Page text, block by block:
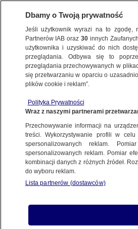
METEO
ŚWIAT
powodzie
28.11.2025, 13:18
Posłuchaj artykułu
Czyta lektor AI
Dbamy o Twoją prywatność
Jeśli użytkownik wyrazi na to zgodę,
Partnerów IAB oraz30 innych
użytkownika i uzyskiwać do nich
przeglądania. Odbywa się to
przeglądania przechowywanych w
się przetwarzaniu w oparciu o
plików cookie i reklam”.
Polityka Prywatności
Wraz z naszymi partnerami
Przechowywanie informacji na
treści. Wykorzystywanie profili w
spersonalizowanych reklam.
spersonalizowanych reklam. Pomiar
kombinacji danych z różnych źródeł.
do wyboru reklam.
Lista partnerów (dostawców)